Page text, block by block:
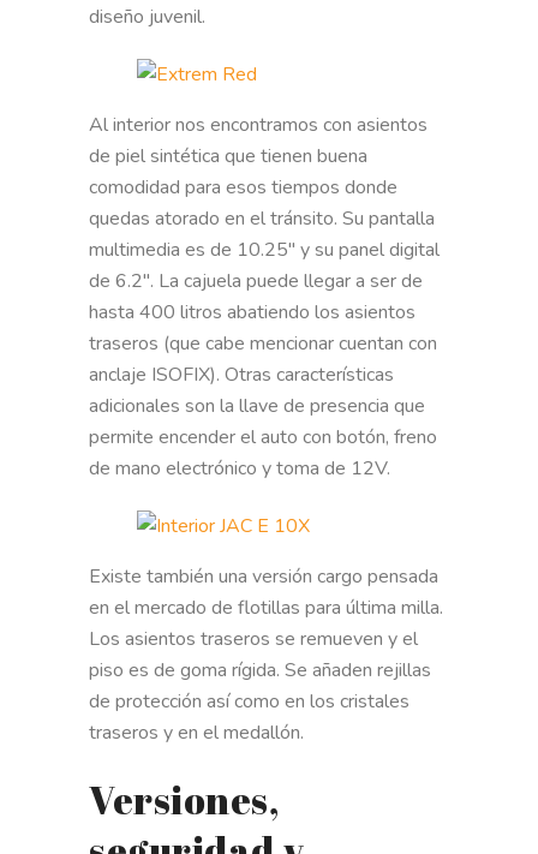
diseño juvenil.
Al interior nos encontramos con asientos
de piel sintética que tienen buena
comodidad para esos tiempos donde
quedas atorado en el tránsito. Su pantalla
multimedia es de 10.25″ y su panel digital
de 6.2″. La cajuela puede llegar a ser de
hasta 400 litros abatiendo los asientos
traseros (que cabe mencionar cuentan con
anclaje ISOFIX). Otras características
adicionales son la llave de presencia que
permite encender el auto con botón, freno
de mano electrónico y toma de 12V.
Existe también una versión cargo pensada
en el mercado de flotillas para última milla.
Los asientos traseros se remueven y el
piso es de goma rígida. Se añaden rejillas
de protección así como en los cristales
traseros y en el medallón.
Versiones,